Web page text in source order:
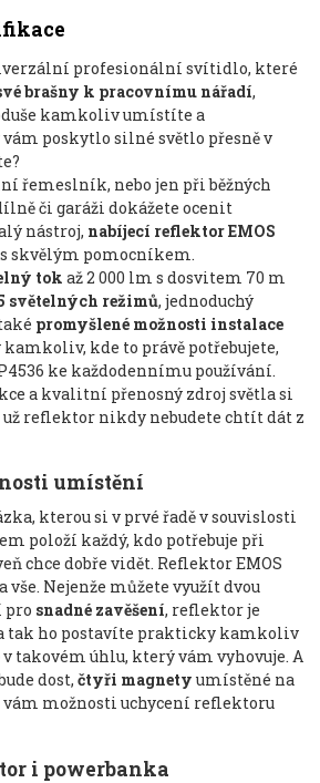
profesionální svítidlo, které
brašny k pracovnímu nářadí,
kamkoliv umístíte a
poskytlo silné světlo přesně v
řemeslník, nebo jen při běžných
či garáži dokážete ocenit
nástroj, nabíjecí reflektor EMOS
skvělým pomocníkem.
tok až 2 000 lm s dosvitem 70 m
světelných režimů, jednoduchý
promyšlené možnosti instalace
kde to právě potřebujete,
ke každodennímu používání.
a kvalitní přenosný zdroj světla si
reflektor nikdy nebudete chtít dát z
umístění
kterou si v prvé řadě v souvislosti
položí každý, kdo potřebuje při
chce dobře vidět. Reflektor EMOS
vše. Nejenže můžete využít dvou
pro snadné zavěšení, reflektor je
tak ho postavíte prakticky kamkoliv
takovém úhlu, který vám vyhovuje. A
dost,čtyři magnety umístěné na
možnosti uchycení reflektoru
i powerbanka